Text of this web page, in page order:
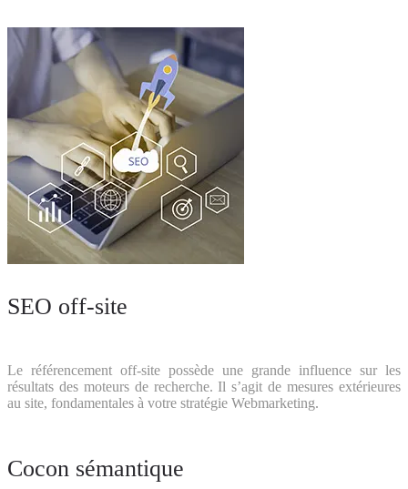
SEO off-site
Le référencement off-site possède une grande influence sur les
résultats des moteurs de recherche. Il s’agit de mesures extérieures
au site, fondamentales à votre stratégie Webmarketing.
Cocon sémantique